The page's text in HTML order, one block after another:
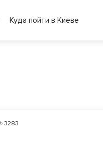
Куда пойти в Киеве
3283